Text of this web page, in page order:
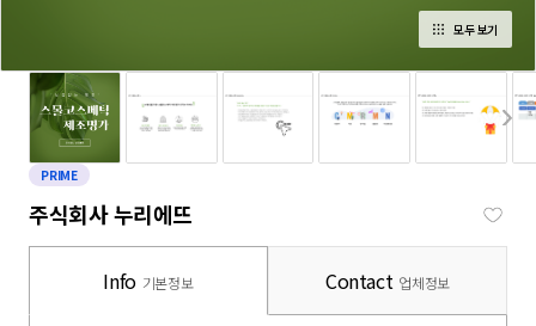
모두 보기
PRIME
주식회사 누리에뜨
Info 기본정보 Contact 업체정보